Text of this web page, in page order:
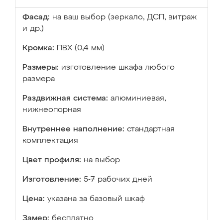
Фасад: на ваш выбор (зеркало, ДСП, витраж
и др.)
Кромка: ПВХ (0,4 мм)
Размеры: изготовление шкафа любого
размера
Раздвижная система: алюминиевая,
нижнеопорная
Внутреннее наполнение: стандартная
комплектация
Цвет профиля: на выбор
Изготовление: 5-7 рабочих дней
Цена: указана за базовый шкаф